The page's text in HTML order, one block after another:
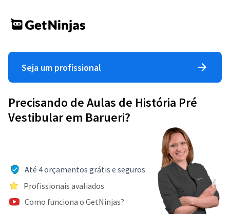
Seja um profissional
Precisando de Aulas de História Pré
Vestibular em Barueri?
Até 4 orçamentos grátis e seguros
Profissionais avaliados
Como funciona o GetNinjas?